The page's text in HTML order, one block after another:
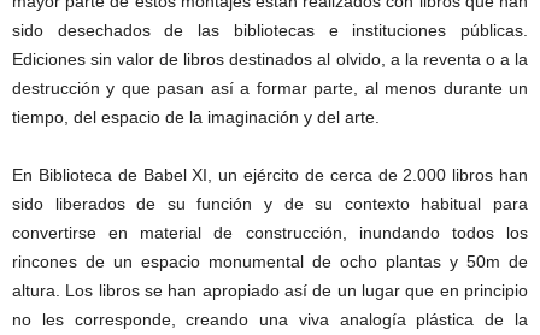
sido desechados de las bibliotecas e instituciones públicas.
Ediciones sin valor de libros destinados al olvido, a la reventa o a la
destrucción y que pasan así a formar parte, al menos durante un
tiempo, del espacio de la imaginación y del arte.
En Biblioteca de Babel XI, un ejército de cerca de 2.000 libros han
sido liberados de su función y de su contexto habitual para
convertirse en material de construcción, inundando todos los
rincones de un espacio monumental de ocho plantas y 50m de
altura. Los libros se han apropiado así de un lugar que en principio
no les corresponde, creando una viva analogía plástica de la